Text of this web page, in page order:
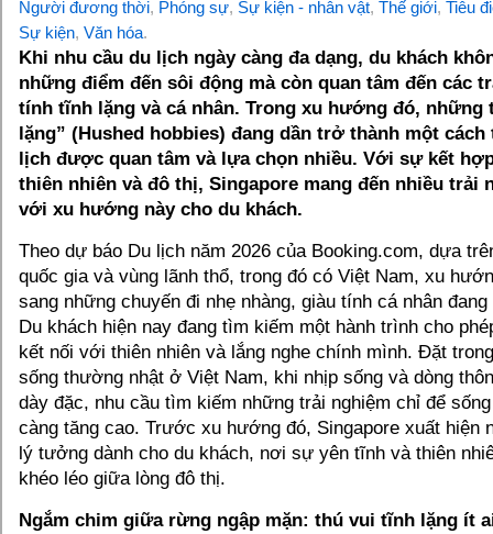
Người đương thời, Phóng sự, Sự kiện - nhân vật, Thế giới, Tiêu
Sự kiện, Văn hóa.
Khi nhu cầu du lịch ngày càng đa dạng, du khách
những điểm đến sôi động mà còn quan tâm đến các
tính tĩnh lặng và cá nhân. Trong xu hướng đó, những
lặng” (Hushed hobbies) đang dần trở thành một cách
lịch được quan tâm và lựa chọn nhiều. Với sự kết
thiên nhiên và đô thị, Singapore mang đến nhiều trải
với xu hướng này cho du khách.
Theo dự báo Du lịch năm 2026 của Booking.com, dựa
quốc gia và vùng lãnh thổ, trong đó có Việt Nam, xu
sang những chuyến đi nhẹ nhàng, giàu tính cá nhân
Du khách hiện nay đang tìm kiếm một hành trình cho
kết nối với thiên nhiên và lắng nghe chính mình. Đặt
sống thường nhật ở Việt Nam, khi nhịp sống và dòng
dày đặc, nhu cầu tìm kiếm những trải nghiệm chỉ để
càng tăng cao. Trước xu hướng đó, Singapore xuất hiện
lý tưởng dành cho du khách, nơi sự yên tĩnh và thiên
khéo léo giữa lòng đô thị.
Ngắm chim giữa rừng ngập mặn: thú vui tĩnh lặng ít